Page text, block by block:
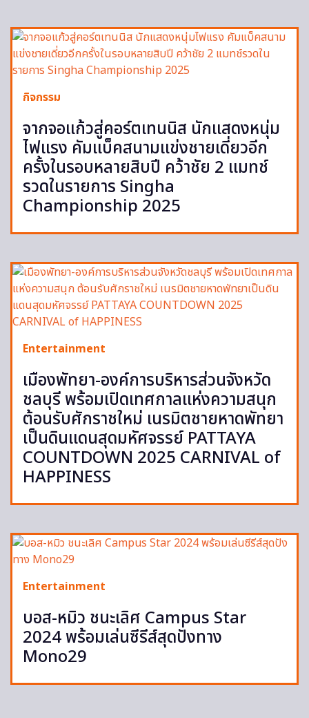
กิจกรรม
จากจอแก้วสู่คอร์ตเทนนิส นักแสดงหนุ่ม
ไฟแรง คัมแบ็คสนามแข่งชายเดี่ยวอีก
ครั้งในรอบหลายสิบปี คว้าชัย 2 แมทช์
รวดในรายการ Singha
Championship 2025
Entertainment
เมืองพัทยา-องค์การบริหารส่วนจังหวัด
ชลบุรี พร้อมเปิดเทศกาลแห่งความสนุก
ต้อนรับศักราชใหม่ เนรมิตชายหาดพัทยา
เป็นดินแดนสุดมหัศจรรย์ PATTAYA
COUNTDOWN 2025 CARNIVAL of
HAPPINESS
Entertainment
บอส-หมิว ชนะเลิศ Campus Star
2024 พร้อมเล่นซีรีส์สุดปังทาง
Mono29